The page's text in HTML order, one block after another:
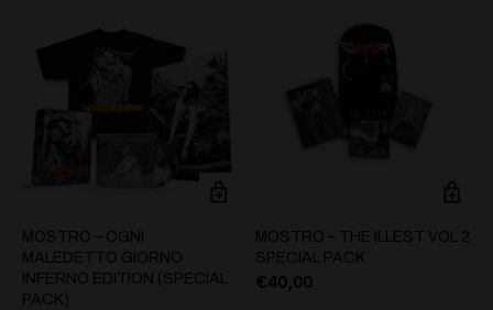
MOSTRO – OGNI
MALEDETTO GIORNO
INFERNO EDITION (SPECIAL
PACK)
MOSTRO – THE ILLEST VOL 2
SPECIAL PACK
€40,00